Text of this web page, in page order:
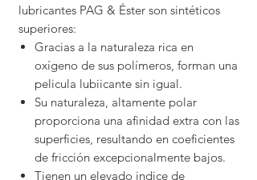
lubricantes PAG & Éster son sintéticos
superiores:
Gracias a la naturaleza rica en
oxígeno de sus polímeros, forman una
pelicula lubiicante sin igual.
Su naturaleza, altamente polar
proporciona una afinidad extra con las
superficies, resultando en coeficientes
de fricción excepcionalmente bajos.
Tienen un elevado indice de